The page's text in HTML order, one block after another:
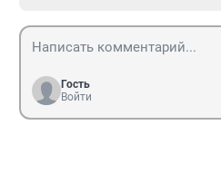
Гость
Войти